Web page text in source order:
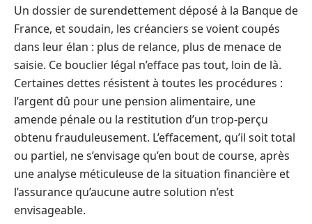
Un dossier de surendettement déposé à la Banque de
France, et soudain, les créanciers se voient coupés
dans leur élan : plus de relance, plus de menace de
saisie. Ce bouclier légal n’efface pas tout, loin de là.
Certaines dettes résistent à toutes les procédures :
l’argent dû pour une pension alimentaire, une
amende pénale ou la restitution d’un trop-perçu
obtenu frauduleusement. L’effacement, qu’il soit total
ou partiel, ne s’envisage qu’en bout de course, après
une analyse méticuleuse de la situation financière et
l’assurance qu’aucune autre solution n’est
envisageable.